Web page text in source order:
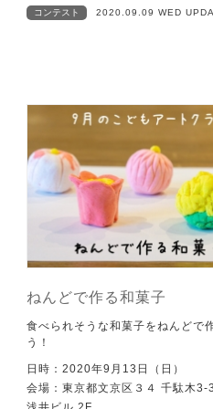
コンテスト 2020.09.09 WED
ねんどで作る和菓子
食べられそうな和菓子をねんどで
う！
日時：2020年9月13日（日）
会場：東京都文京区３４ 千駄木